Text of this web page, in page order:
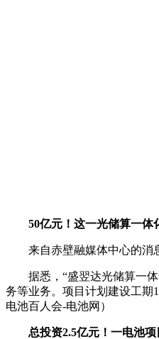
50亿元！这一光储算一体
来自赤壁融媒体中心的消
据悉，“盛翌达光储算一
务等业务。项目计划建设工期
电池百人会-电池网）
总投资2.5亿元！一电池